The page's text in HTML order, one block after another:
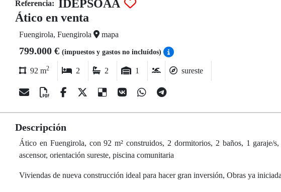
Referencia: IDEPSOAA
Ático en venta
Fuengirola, Fuengirola mapa
799.000 € (impuestos y gastos no incluídos)
92 m2 2 2 1 sureste
Descripción
Ático en Fuengirola, con 92 m² construidos, 2 dormitorios, 2 baños, 1 garaje/
ascensor, orientación sureste, piscina comunitaria
Viviendas de nueva construcción ideal para hacer gran inversión, Obras ya